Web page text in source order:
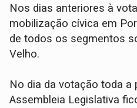
Nos dias anteriores à
mobilização cívica em
de todos os segmentos
Velho.
No dia da votação toda a
Assembleia Legislativa